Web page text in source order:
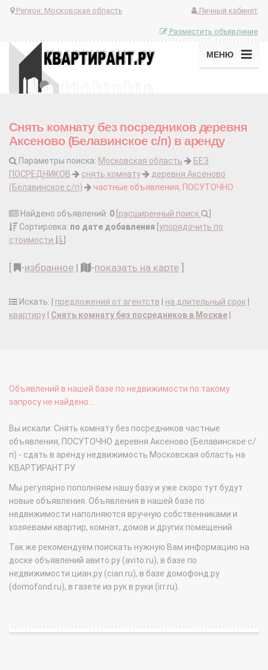
Регион: Московская область Личный кабинет
Разместить объявление
МЕНЮ
Снять комнату без посредников деревня
Аксеново (Белавинское с/п) в аренду
Параметры поиска: Московская область
БЕЗ
ПОСРЕДНИКОВ
снять комнату
деревня Аксеново
(Белавинское с/п)
частные объявления, ПОСУТОЧНО
Найдено объявлений: 0 расширенный поиск
Сортировка: по дате добавления упорядочить по
стоимости
-избранное | -показать на карте
Искать: | предложения от агентств на длительный срок
квартиру
Снять комнату без посредников в Москве
Объявлений в нашей базе по недвижимости по такому
запросу не найдено...
Вы искали: Снять комнату без посредников частные
объявления, ПОСУТОЧНО деревня Аксеново (Белавинское с/
п) - сдать в аренду недвижимость Московская область на
КВАРТИРАНТ.РУ
Мы регулярно пополняем нашу базу и уже скоро тут будут
новые объявления. Объявления в нашей базе по
недвижимости наполняются вручную собственниками и
хозяевами квартир, комнат, домов и других помещений.
Так же рекомендуем поискать нужную Вам информацию на
доске объявлений авито.ру (avito.ru), в базе по
недвижимости циан.ру (cian.ru), в базе домофонд.ру
(domofond.ru), в газете из рук в руки (irr.ru).